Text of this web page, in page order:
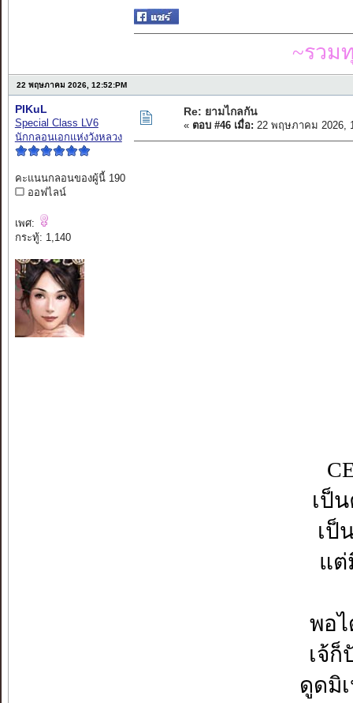
~รวม
22 พฤษภาคม 2026, 12:52:PM
PIKuL
Special Class LV6
นักกลอนเอกแห่งวังหลวง
คะแนนกลอนของผู้นี้ 190
ออฟไลน์
เพศ:
กระทู้: 1,140
Re: ยามไกลกัน
« ตอบ #46 เมื่อ: 22 พฤษภาคม 2026,
เป็
เป็
แต่
พอ
เจ้
ดูดมิ